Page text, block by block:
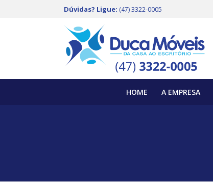
Dúvidas? Ligue: (47) 3322-0005
HOME A EMPRESA